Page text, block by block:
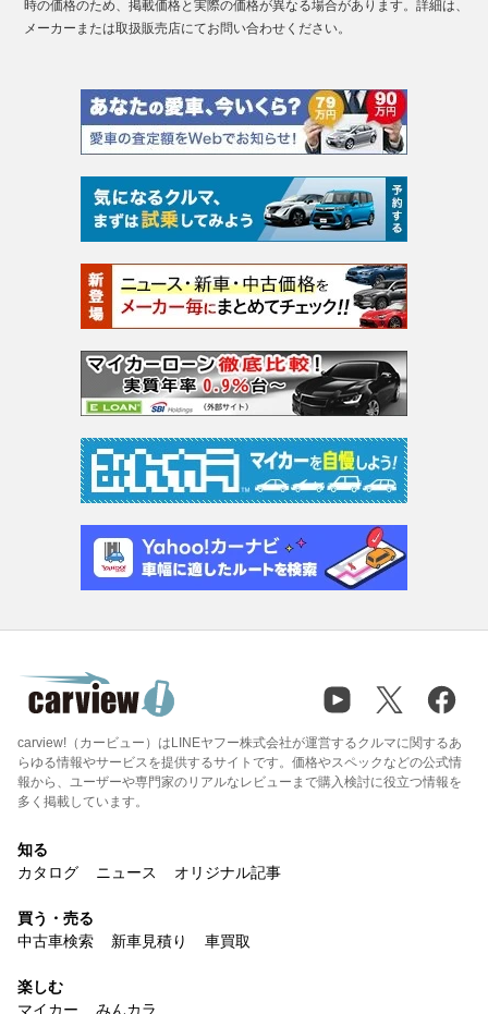
時の価格のため、掲載価格と実際の価格が異なる場合があります。詳細は、
メーカーまたは取扱販売店にてお問い合わせください。
carview!（カービュー）はLINEヤフー株式会社が運営するクルマに関するあ
らゆる情報やサービスを提供するサイトです。価格やスペックなどの公式情
報から、ユーザーや専門家のリアルなレビューまで購入検討に役立つ情報を
多く掲載しています。
知る
カタログ
ニュース オリジナル記事
買う・売る
中古車検索
新車見積り 車買取
楽しむ
マイカー
みんカラ